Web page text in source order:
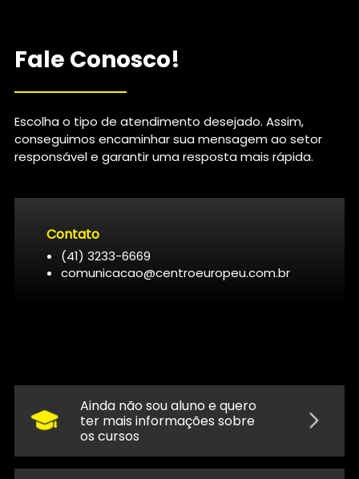
Fale Conosco!
Escolha o tipo de atendimento desejado. Assim,
conseguimos encaminhar sua mensagem ao setor
responsável e garantir uma resposta mais rápida.
Contato
(41) 3233-6669
comunicacao@centroeuropeu.com.br
Ainda não sou aluno e quero
ter mais informações sobre
os cursos